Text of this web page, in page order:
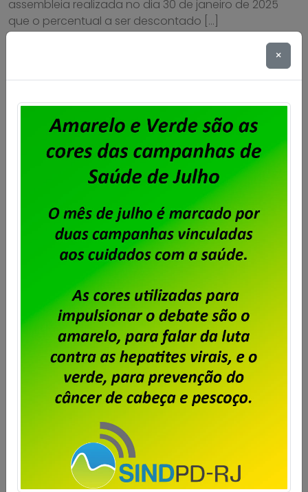
assembleia realizada no dia 30 de janeiro de 2025
que o percentual a ser descontado […]
Serpro – assembleia para deliberar
×